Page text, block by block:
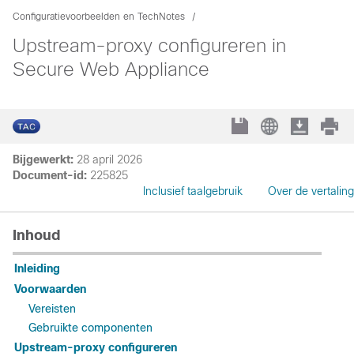
Configuratievoorbeelden en TechNotes
Upstream-proxy configureren in
Secure Web Appliance
Bijgewerkt: 28 april 2026
Document-id: 225825
Inclusief taalgebruik
Over de vertaling
Inhoud
Inleiding
Voorwaarden
Vereisten
Gebruikte componenten
Upstream-proxy configureren